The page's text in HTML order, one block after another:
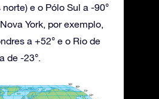
norte) e o Pólo Sul a -90°
York, por exemplo,
a +52° e o Rio de
de -23°.